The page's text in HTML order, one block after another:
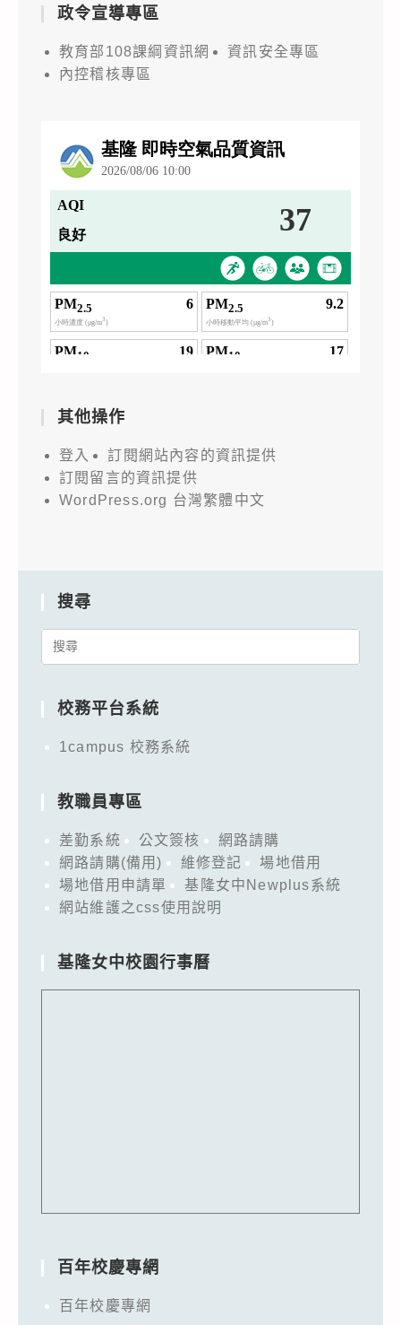
政令宣導專區
教育部108課綱資訊網
資訊安全專區
內控稽核專區
其他操作
登入
訂閱網站內容的資訊提供
訂閱留言的資訊提供
WordPress.org 台灣繁體中文
搜尋
Search
校務平台系統
1campus 校務系統
教職員專區
差勤系統 公文簽核
網路請購
網路請購(備用)
維修登記
場地借用
場地借用申請單
基隆女中Newplus系統
網站維護之css使用說明
基隆女中校園行事曆
百年校慶專網
百年校慶專網